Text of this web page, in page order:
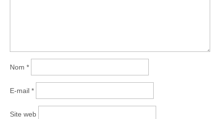
Nom *
E-mail *
Site web